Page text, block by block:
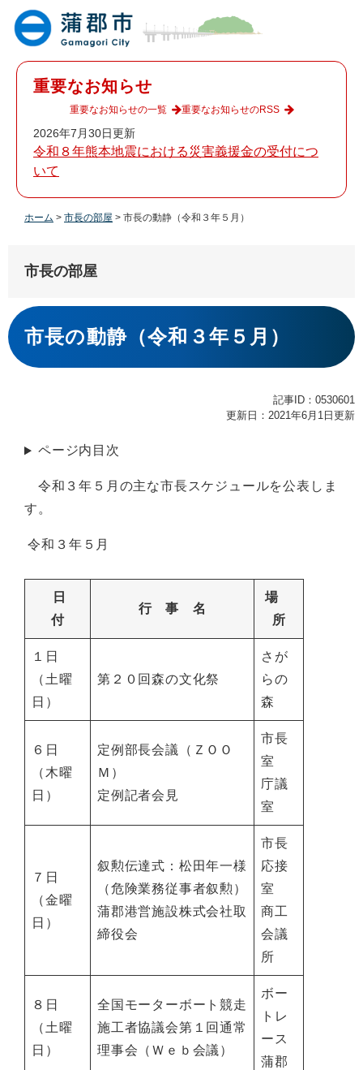
重要なお知らせ
2026年7月30日更新
令和８年熊本地震における災害義援金の受付につ
いて
重要なお知らせの一覧 重要なお知らせのRSS
ホーム > 市長の部屋 > 市長の動静（令和３年５月）
市長の部屋
本
文
市長の動静（令和３年５月）
記事ID：0530601
更新日：2021年6月1日更新
ページ内目次
令和３年５月の主な市長スケジュールを公表しま
す。
日
付
行 事 名
場
所
令和３年５月
１日
（土曜
日）
第２０回森の文化祭
さが
らの
森
６日
（木曜
日）
定例部長会議（ＺＯＯ
Ｍ）
定例記者会見
市長
室
庁議
室
７日
（金曜
日）
叙勲伝達式：松田年一様
（危険業務従事者叙勲）
蒲郡港営施設株式会社取
締役会
市長
応接
室
商工
会議
所
８日
（土曜
日）
全国モーターボート競走
施工者協議会第１回通常
理事会（Ｗｅｂ会議）
ボー
トレ
ース
蒲郡